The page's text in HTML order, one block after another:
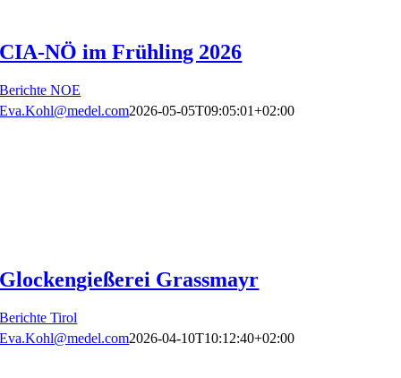
CIA-NÖ im Frühling 2026
Berichte NOE
Eva.Kohl@medel.com2026-05-05T09:05:01+02:00
Glockengießerei Grassmayr
Berichte Tirol
Eva.Kohl@medel.com2026-04-10T10:12:40+02:00